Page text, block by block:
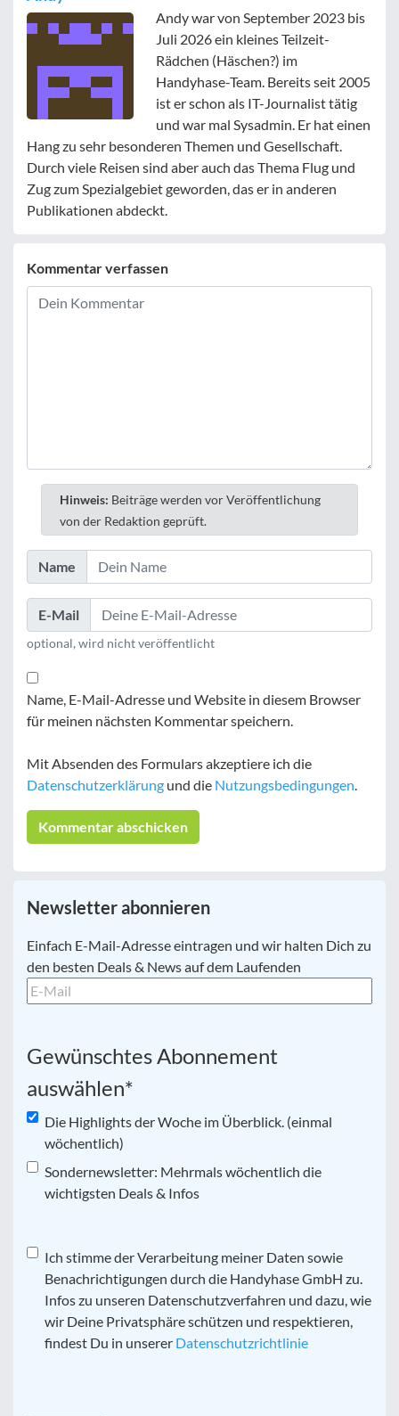
Andy war von September 2023 bis
Juli 2026 ein kleines Teilzeit-
Rädchen (Häschen?) im
Handyhase-Team. Bereits seit 2005
ist er schon als IT-Journalist tätig
und war mal Sysadmin. Er hat einen
Hang zu sehr besonderen Themen und Gesellschaft.
Durch viele Reisen sind aber auch das Thema Flug und
Zug zum Spezialgebiet geworden, das er in anderen
Publikationen abdeckt.
Kommentar verfassen
Hinweis: Beiträge werden vor Veröffentlichung
von der Redaktion geprüft.
Name
E-Mail
optional, wird nicht veröffentlicht
Name, E-Mail-Adresse und Website in diesem Browser
für meinen nächsten Kommentar speichern.
Mit Absenden des Formulars akzeptiere ich die
Datenschutzerklärung und die Nutzungsbedingungen
Newsletter abonnieren
E-
Mail *
Einfach E-Mail-Adresse eintragen und wir halten Dich zu
den besten Deals & News auf dem Laufenden
Gewünschtes Abonnement
auswählen*
Die Highlights der Woche im Überblick. (einmal
wöchentlich)
Sondernewsletter: Mehrmals wöchentlich die
wichtigsten Deals & Infos
Datenschutz*
Ich stimme der Verarbeitung meiner Daten sowie
Benachrichtigungen durch die Handyhase GmbH zu.
Infos zu unseren Datenschutzverfahren und dazu, wie
wir Deine Privatsphäre schützen und respektieren,
findest Du in unserer Datenschutzrichtlinie